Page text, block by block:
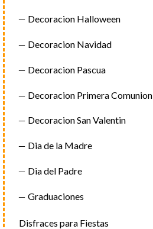
Decoracion Halloween
Decoracion Navidad
Decoracion Pascua
Decoracion Primera Comunion
Decoracion San Valentin
Dia de la Madre
Dia del Padre
Graduaciones
Disfraces para Fiestas